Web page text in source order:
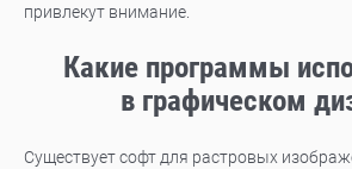
привлекут внимание.
Какие программы
в графическом
Существует софт для растровых